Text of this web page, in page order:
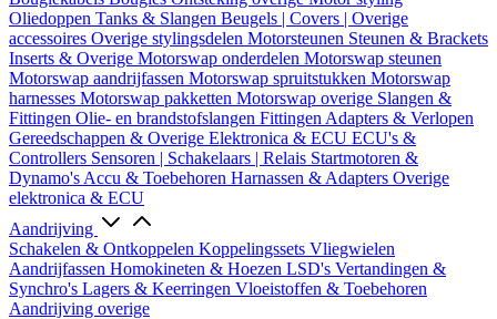
Oliedoppen Tanks & Slangen Beugels | Covers | Overige
accessoires Overige stylingsdelen Motorsteunen Steunen & Brackets
Inserts & Overige Motorswap onderdelen Motorswap steunen
Motorswap aandrijfassen Motorswap spruitstukken Motorswap
harnesses Motorswap pakketten Motorswap overige Slangen &
Fittingen Olie- en brandstofslangen Fittingen Adapters & Verlopen
Gereedschappen & Overige Elektronica & ECU ECU's &
Controllers Sensoren | Schakelaars | Relais Startmotoren &
Dynamo's Accu & Toebehoren Harnassen & Adapters Overige
elektronica & ECU
Aandrijving
Schakelen & Ontkoppelen Koppelingssets Vliegwielen
Aandrijfassen Homokineten & Hoezen LSD's Vertandingen &
Synchro's Lagers & Keerringen Vloeistoffen & Toebehoren
Aandrijving overige